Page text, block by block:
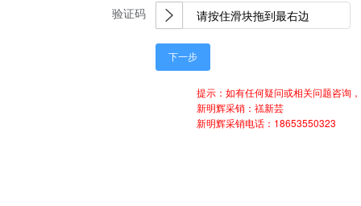
验证码 请按住滑块拖到最右边
下一步
提示：如有任何疑问或相关问题咨询
新明辉采销：禚新芸
新明辉采销电话：18653550323